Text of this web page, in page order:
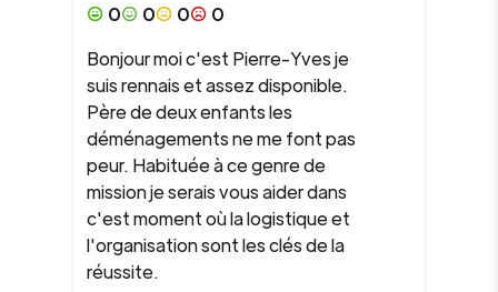
0
0 0
0
Bonjour moi c'est Pierre-Yves je
suis rennais et assez disponible.
Père de deux enfants les
déménagements ne me font pas
peur. Habituée à ce genre de
mission je serais vous aider dans
c'est moment où la logistique et
l'organisation sont les clés de la
réussite.